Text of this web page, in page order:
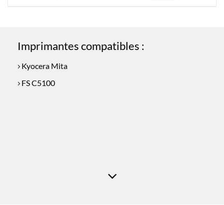
Imprimantes compatibles :
Kyocera Mita
FS C5100